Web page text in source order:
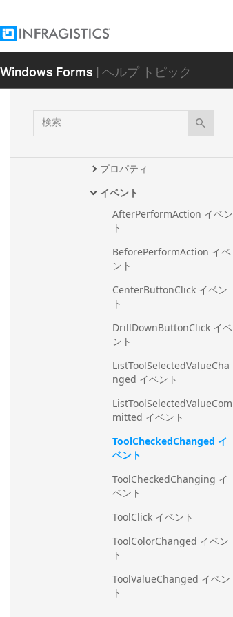
Windows Forms| ヘルプ トピック
検
索
UltraRadialMenu
プロパティ
イベント
AfterPerformAction イベン
ト
BeforePerformAction イベ
ント
CenterButtonClick イベン
ト
DrillDownButtonClick イベ
ント
ListToolSelectedValueCha
nged イベント
ListToolSelectedValueCom
mitted イベント
ToolCheckedChanged イ
ベント
ToolCheckedChanging イ
ベント
ToolClick イベント
ToolColorChanged イベン
ト
ToolValueChanged イベン
ト